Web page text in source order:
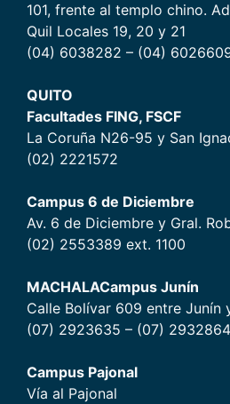
101, frente al templo chino.
Quil Locales 19, 20 y 21
(04) 6038282 – (04)
QUITO
Facultades FING, FSCF
La Coruña N26-95 y San
(02) 2221572
Campus 6 de Diciembre
Av. 6 de Diciembre y Gral.
(02) 2553389 ext. 1100
MACHALACampus Junín
Calle Bolívar 609 entre Junín
(07) 2923635 – (07) 2932864
Campus Pajonal
Vía al Pajonal